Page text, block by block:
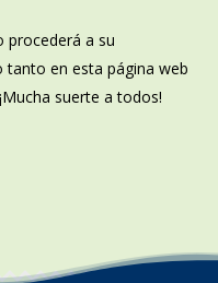
procederá a su
tanto en esta página web
suerte a todos!